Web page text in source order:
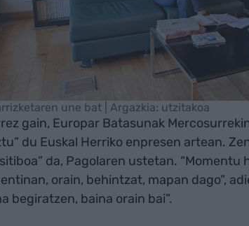
une bat | Argazkia: utzitakoa
gain, Europar Batasunak
du Euskal Herriko enpresen artean.
da, Pagolaren ustetan.
orain, behintzat, mapan dago”,
begiratzen, baina orain bai”.